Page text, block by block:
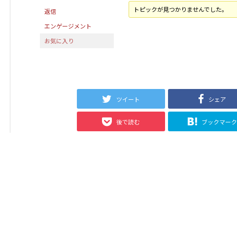
返信
エンゲージメント
お気に入り
トピックが見つかりませんでした。
ツイート シェア
後で読む ブックマーク